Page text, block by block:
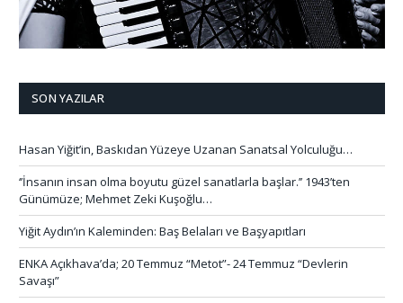
SON YAZILAR
Hasan Yiğit’in, Baskıdan Yüzeye Uzanan Sanatsal Yolculuğu…
‘’İnsanın insan olma boyutu güzel sanatlarla başlar.’’ 1943’ten
Günümüze; Mehmet Zeki Kuşoğlu…
Yiğit Aydın’ın Kaleminden: Baş Belaları ve Başyapıtları
ENKA Açıkhava’da; 20 Temmuz “Metot”- 24 Temmuz “Devlerin
Savaşı”